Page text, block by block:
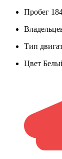
Пробег
Тип
Цвет